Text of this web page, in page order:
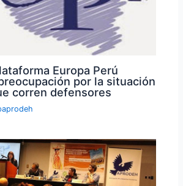
Europa Perú
por la situación
corren defensores